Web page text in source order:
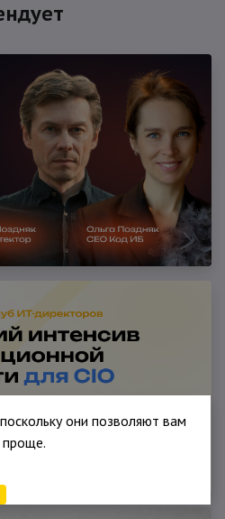
они позволяют вам
проще.